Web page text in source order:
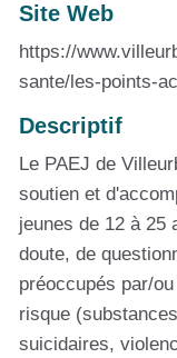
Site Web
https://
sante/les-points-
Descriptif
Le PAEJ de
soutien et
jeunes de 12 à 25
doute, de
préoccupés par/
risque
suicidaires,